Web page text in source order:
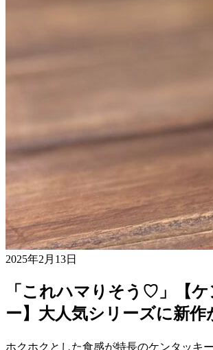
2025年2月13日
「これハマりそう♡」【
ー】大人気シリーズに新作
ホクホクとした食感が特長のケンタッキ